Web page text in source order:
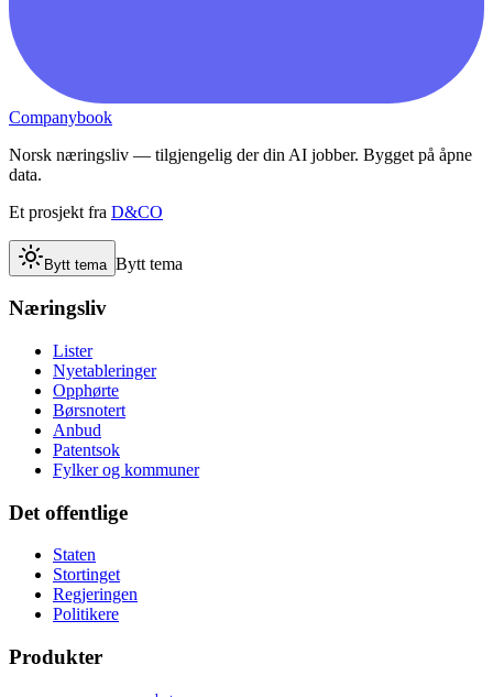
Companybook
Norsk næringsliv — tilgjengelig der din AI jobber. Bygget på åpne
data.
Et prosjekt fra D&CO
Bytt tema Bytt tema
Næringsliv
Lister
Nyetableringer
Opphørte
Børsnotert
Anbud
Patentsok
Fylker og kommuner
Det offentlige
Staten
Stortinget
Regjeringen
Politikere
Produkter